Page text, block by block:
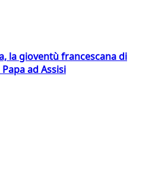
la gioventù francescana di
ad Assisi